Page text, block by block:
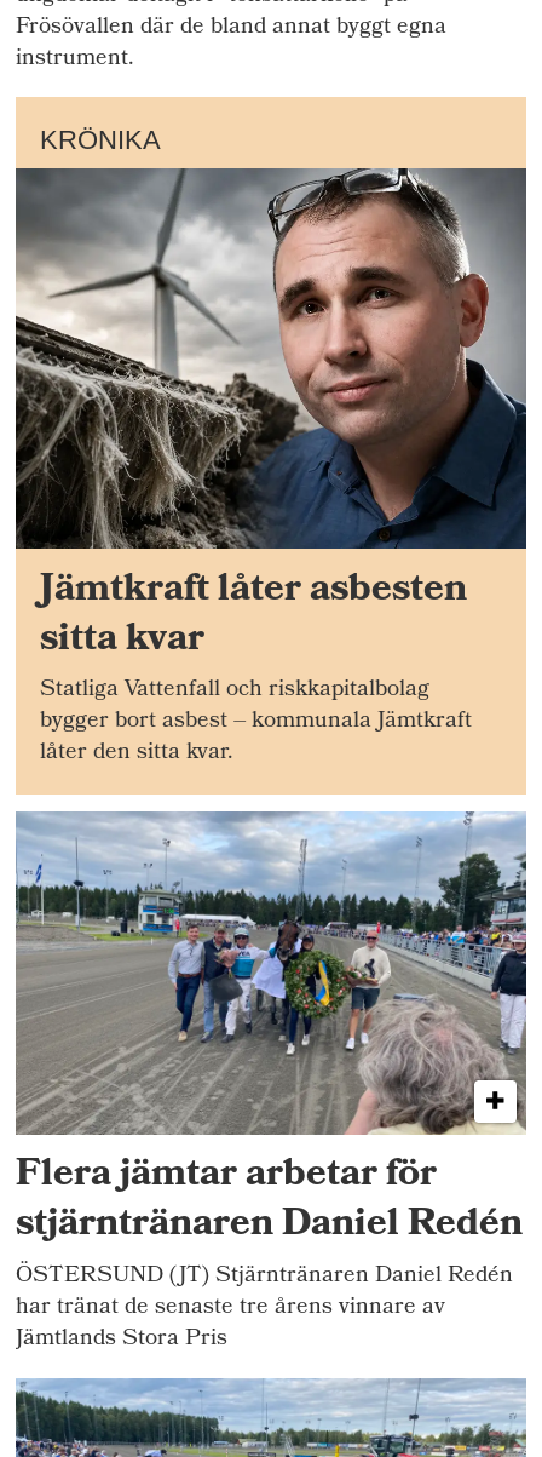
Frösövallen där de bland annat byggt egna
instrument.
KRÖNIKA
Jämtkraft låter asbesten
sitta kvar
Statliga Vattenfall och riskkapitalbolag
bygger bort asbest – kommunala Jämtkraft
låter den sitta kvar.
Flera jämtar arbetar för
stjärntränaren Daniel Redén
ÖSTERSUND (JT) Stjärntränaren Daniel Redén
har tränat de senaste tre årens vinnare av
Jämtlands Stora Pris